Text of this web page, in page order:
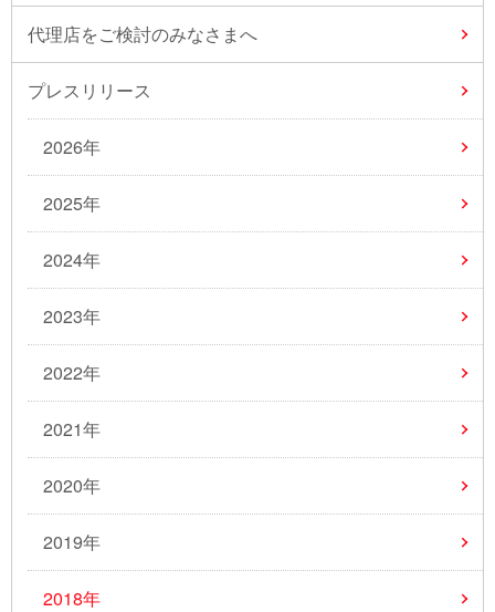
代理店をご検討のみなさまへ
プレスリリース
2026年
2025年
2024年
2023年
2022年
2021年
2020年
2019年
2018年